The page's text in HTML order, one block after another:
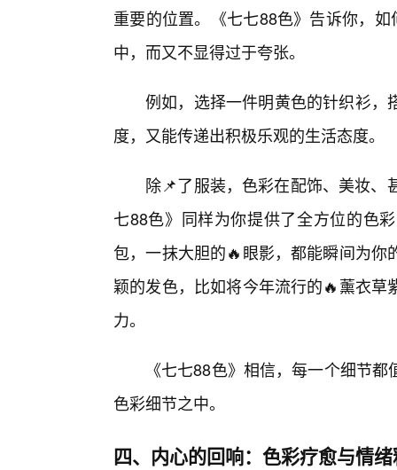
重要的位置。《七七88色》告诉你，
中，而又不显得过于夸张。
例如，选择一件明黄色的针织衫，
度，又能传递出积极乐观的生活态度。
除📌了服装，色彩在配饰、美妆
七88色》同样为你提供了全方位的色
包，一抹大胆的🔥眼影，都能瞬间为
颖的发色，比如将今年流行的🔥薰衣
力。
《七七88色》相信，每一个细节
色彩细节之中。
四、内心的回响：色彩疗愈与情